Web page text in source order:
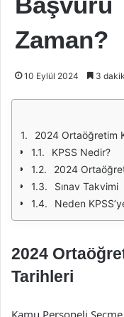
Zaman?
10 Eylül 2024 3
2024 Ortaöğretim
KPSS Nedir?
2024
Sınav Takvimi
Neden
2024
Tarihleri
Kamu Personeli Seçme